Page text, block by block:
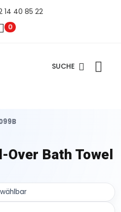
14 40 85 22
0
SUCHE
Over Bath Towel